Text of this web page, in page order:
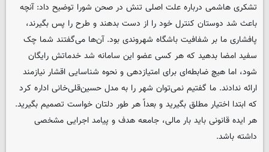
تشکری هاشمی درباره علت اصلی تنش در صحن شورا توضیح داد: آنچه
باعث شد دوستان کنترل خود را از دست بدهند و طرح را پس بگیرند،
پافشاری ما بر شفافیت باشگاه شهروندی بود. آن‌ها می‌گفتند شما چک
سفید امضا بدهید که هر کسی عضو این سامانه شد خدماتش رایگان
شود، اما هیچ ضابطه‌ای برای امتیازدهی و نحوه شناسایی اقشار نیازمند
ارائه ندادند. ما گفتیم نمی‌توان شهر را به مدل حسین‌قلی‌خانی اداره کرد
که ابتدا اختیار مطلق بگیرید و بعداً هر طور دلتان خواست تصمیم بگیرید.
هر ایده قانونی باید بار مالی، جامعه هدف و پیامد اجرایی مشخصی
داشته باشد.